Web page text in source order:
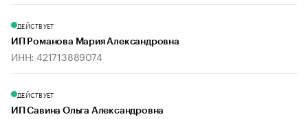
ДЕЙСТВУЕТ
ИП Романова Мария Александровна
ИНН: 421713889074
ДЕЙСТВУЕТ
ИП Савина Ольга Александровна